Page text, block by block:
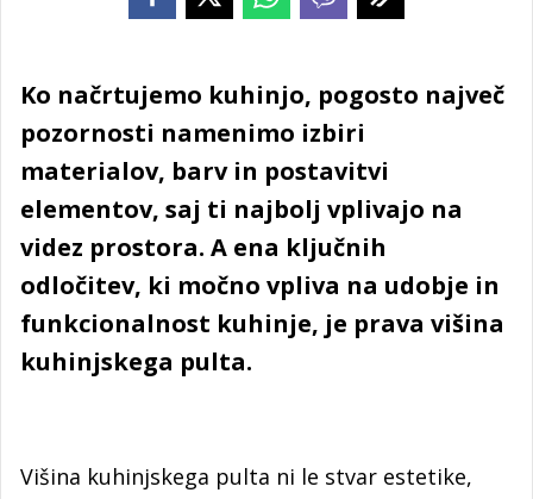
Ko načrtujemo kuhinjo, pogosto največ
pozornosti namenimo izbiri
materialov, barv in postavitvi
elementov, saj ti najbolj vplivajo na
videz prostora. A ena ključnih
odločitev, ki močno vpliva na udobje in
funkcionalnost kuhinje, je prava višina
kuhinjskega pulta.
Višina kuhinjskega pulta ni le stvar estetike,